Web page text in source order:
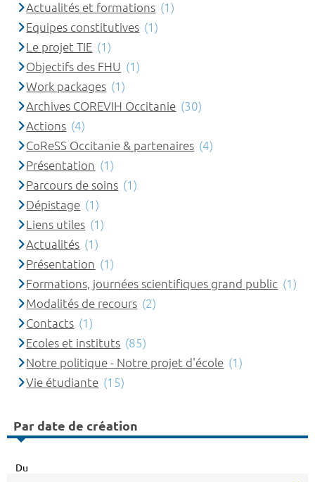
Actualités et formations (1)
Equipes constitutives (1)
Le projet TIE (1)
Objectifs des FHU (1)
Work packages (1)
Archives COREVIH Occitanie (30)
Actions (4)
CoReSS Occitanie & partenaires (4)
Présentation (1)
Parcours de soins (1)
Dépistage (1)
Liens utiles (1)
Actualités (1)
Présentation (1)
Formations, journées scientifiques grand public (1)
Modalités de recours (2)
Contacts (1)
Ecoles et instituts (85)
Notre politique - Notre projet d'école (1)
Vie étudiante (15)
Par date de création
Du